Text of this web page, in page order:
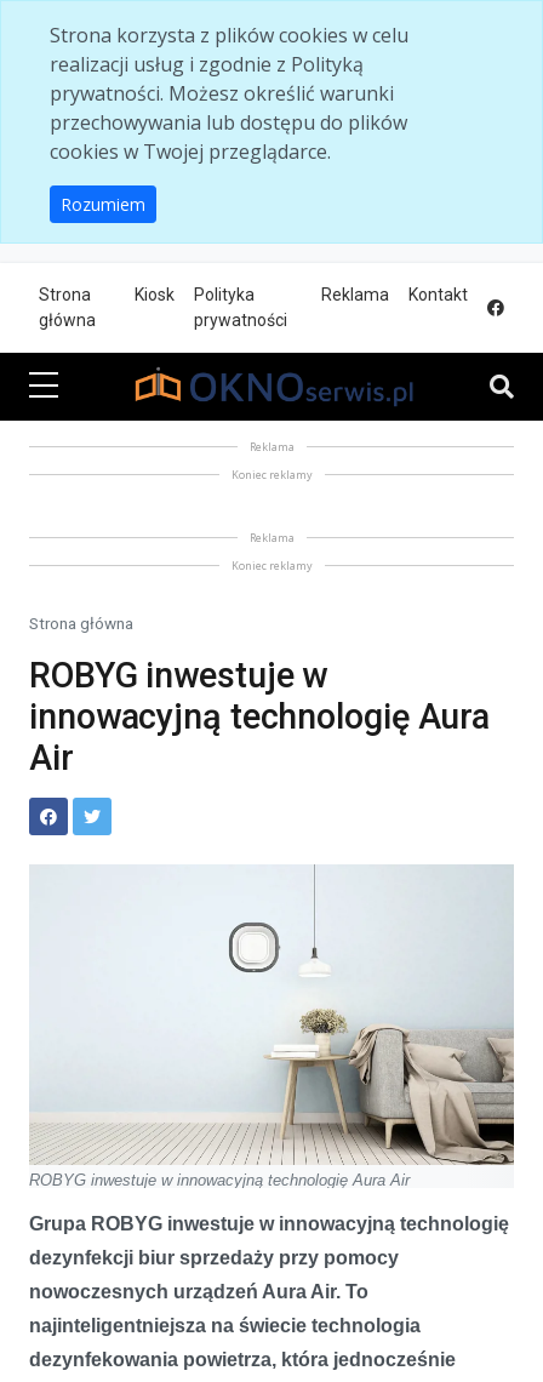
Strona korzysta z plików cookies w celu
realizacji usług i zgodnie z Polityką
prywatności. Możesz określić warunki
przechowywania lub dostępu do plików
cookies w Twojej przeglądarce.
Rozumiem
Strona
główna
Kiosk
Polityka
prywatności
Reklama Kontakt
Reklama
Koniec reklamy
Reklama
Koniec reklamy
Strona główna
ROBYG inwestuje w
innowacyjną technologię Aura
Air
ROBYG inwestuje w innowacyjną technologię Aura Air
Grupa ROBYG inwestuje w innowacyjną technologię
dezynfekcji biur sprzedaży przy pomocy
nowoczesnych urządzeń Aura Air. To
najinteligentniejsza na świecie technologia
dezynfekowania powietrza, która jednocześnie